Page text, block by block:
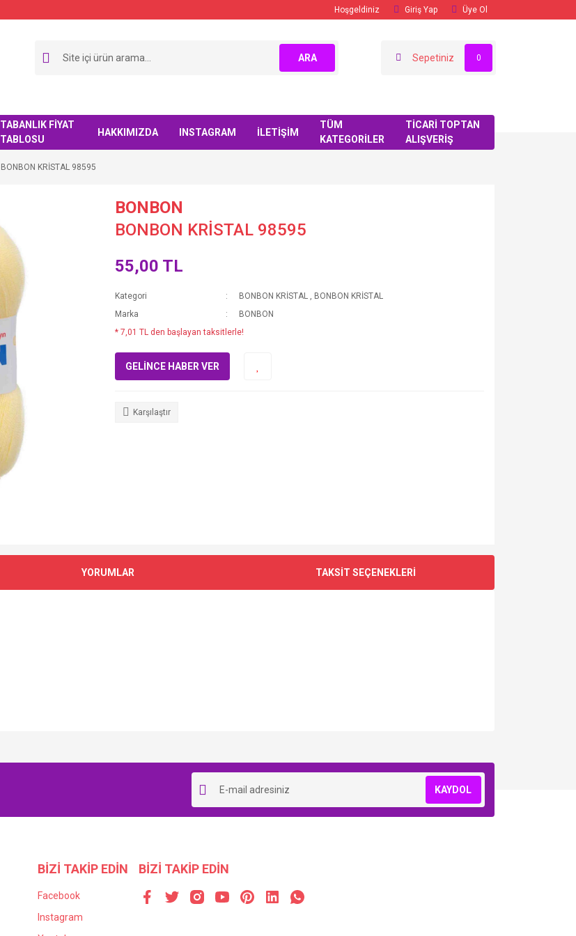
Hoşgeldiniz Giriş Yap Üye Ol
ARA Sepetiniz 0
TABANLIK FİYAT
TABLOSU
HAKKIMIZDA INSTAGRAM İLETİŞİM
TÜM
KATEGORİLER
TİCARİ TOPTAN
ALIŞVERİŞ
BONBON KRİSTAL 98595
BONBON
BONBON KRİSTAL 98595
55,00 TL
Kategori BONBON KRİSTAL , BONBON KRİSTAL
Marka
BONBON
* 7,01 TL den başlayan taksitlerle!
GELİNCE HABER VER
Karşılaştır
YORUMLAR TAKSİT SEÇENEKLERİ
KAYDOL
BİZİ TAKİP EDİN
Facebook
Instagram
BİZİ TAKİP EDİN